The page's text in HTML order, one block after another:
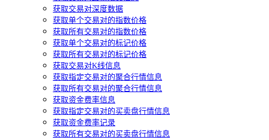
获取交易对深度数据
获取单个交易对的指数价格
获取所有交易对的指数价格
获取单个交易对的标记价格
获取所有交易对的标记价格
获取交易对K线信息
获取指定交易对的聚合行情信息
获取所有交易对的聚合行情信息
获取资金费率信息
获取指定交易对的买卖盘行情信息
获取资金费率记录
获取所有交易对的买卖盘行情信息